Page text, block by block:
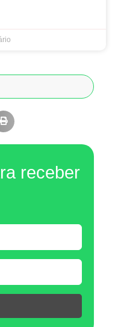
receber